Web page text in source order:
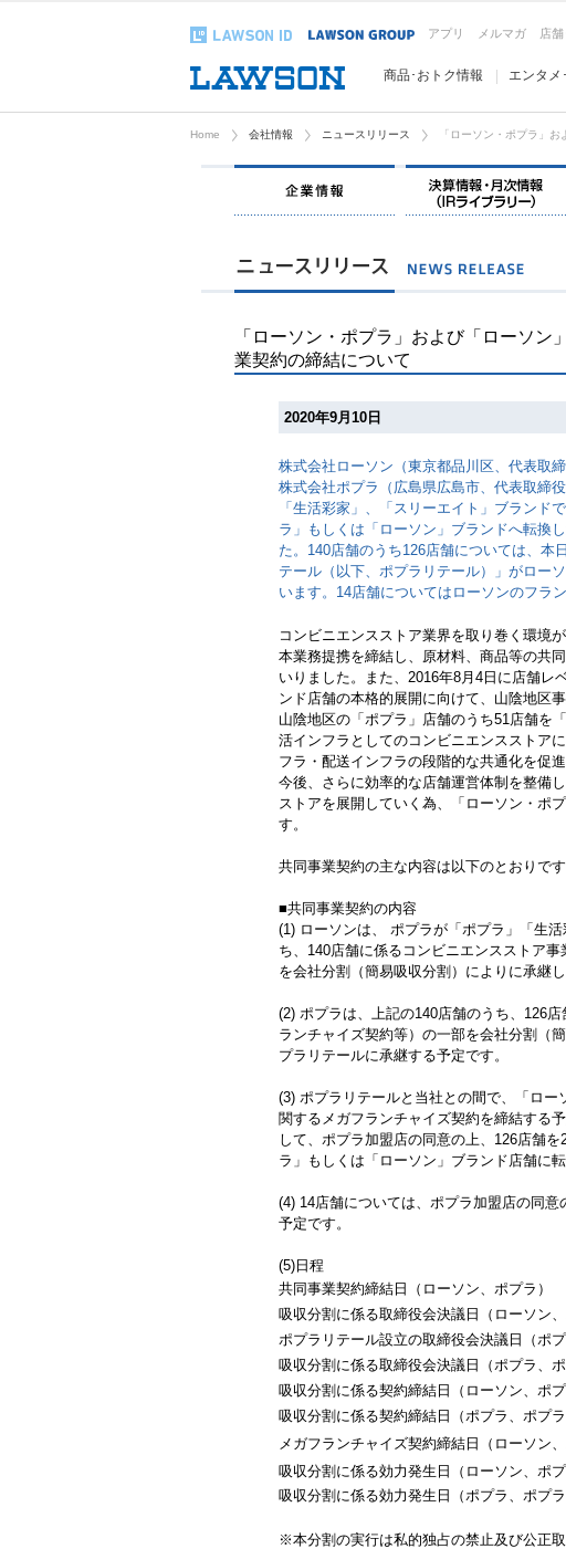
アプリ メルマガ 店
商品･おトク情報 エンタメ
Home 会社情報 ニュースリリース 「ローソン・ポプラ」
企業情報
「ローソン・ポプラ」および「ローソ
業契約の締結について
2020年9月10日
株式会社ローソン（東京都品川区、代表取
株式会社ポプラ（広島県広島市、代表取締
「生活彩家」、「スリーエイト」ブランド
ラ」もしくは「ローソン」ブランドへ転換
た。140店舗のうち126店舗については、本
テール（以下、ポプラリテール）」がロー
います。14店舗についてはローソンのフラ
コンビニエンスストア業界を取り巻く環境
本業務提携を締結し、原材料、商品等の共
いりました。また、2016年8月4日に店舗レ
ンド店舗の本格的展開に向けて、山陰地区
山陰地区の「ポプラ」店舗のうち51店舗を
活インフラとしてのコンビニエンスストア
フラ・配送インフラの段階的な共通化を促進
今後、さらに効率的な店舗運営体制を整備
ストアを展開していく為、「ローソン・ポ
す。
共同事業契約の主な内容は以下のとおりです
■共同事業契約の内容
(1) ローソンは、 ポプラが「ポプラ」「生
ち、140店舗に係るコンビニエンスストア
を会社分割（簡易吸収分割）によりに承継し
(2) ポプラは、上記の140店舗のうち、126
ランチャイズ契約等）の一部を会社分割（
プラリテールに承継する予定です。
(3) ポプラリテールと当社との間で、「ロ
関するメガフランチャイズ契約を締結する
して、ポプラ加盟店の同意の上、126店舗
ラ」もしくは「ローソン」ブランド店舗に
(4) 14店舗については、ポプラ加盟店の同
予定です。
(5)日程
共同事業契約締結日（ローソン、ポプラ）
吸収分割に係る取締役会決議日（ローソン、
ポプラリテール設立の取締役会決議日（ポプ
吸収分割に係る取締役会決議日（ポプラ、ポ
吸収分割に係る契約締結日（ローソン、ポプ
吸収分割に係る契約締結日（ポプラ、ポプラ
メガフランチャイズ契約締結日（ローソン、
吸収分割に係る効力発生日（ローソン、ポプ
吸収分割に係る効力発生日（ポプラ、ポプラ
※本分割の実行は私的独占の禁止及び公正